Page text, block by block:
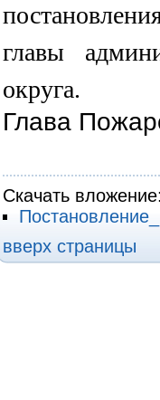
главы
округа.
Глава
Скачать
вверх страницы